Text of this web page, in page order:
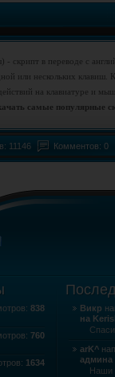
- скрипт в переводе с
или нескольких
на клавиатуре и
самые популярные
11146 Комментов: 0
Викр
на
arK^
админа
Наши
838
760
1634